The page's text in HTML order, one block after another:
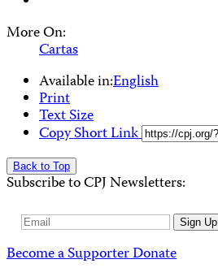
More On:
Cartas
Available in:English
Print
Text Size
Copy Short Link
Back to Top
Subscribe to CPJ Newsletters:
Email
Sign Up
Become a SupporterDonate